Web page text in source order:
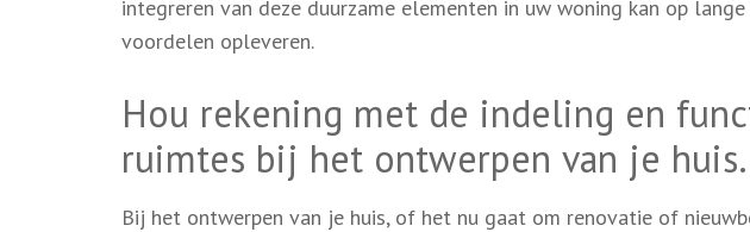
integreren van deze duurzame elementen in uw woning kan op
voordelen opleveren.
Hou rekening met de indeling en
ruimtes bij het ontwerpen van je huis.
Bij het ontwerpen van je huis, of het nu gaat om renovatie of